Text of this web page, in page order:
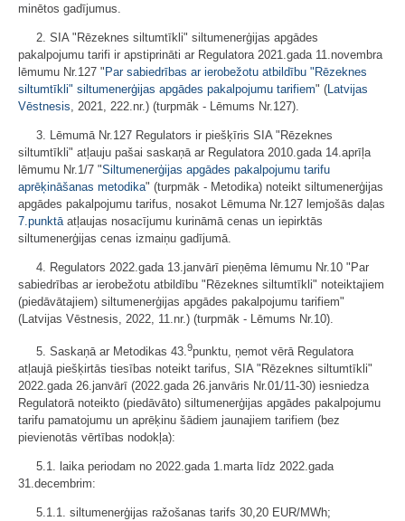
minētos gadījumus.
2. SIA "Rēzeknes siltumtīkli" siltumenerģijas apgādes
pakalpojumu tarifi ir apstiprināti ar Regulatora 2021.gada 11.novembra
lēmumu Nr.127 "Par sabiedrības ar ierobežotu atbildību "Rēzeknes
siltumtīkli" siltumenerģijas apgādes pakalpojumu tarifiem" (Latvijas
Vēstnesis , 2021, 222.nr.) (turpmāk - Lēmums Nr.127).
3. Lēmumā Nr.127 Regulators ir piešķīris SIA "Rēzeknes
siltumtīkli" atļauju pašai saskaņā ar Regulatora 2010.gada 14.aprīļa
lēmumu Nr.1/7 "Siltumenerģijas apgādes pakalpojumu tarifu
aprēķināšanas metodika" (turpmāk - Metodika) noteikt siltumenerģijas
apgādes pakalpojumu tarifus, nosakot Lēmuma Nr.127 lemjošās daļas
7.punktā atļaujas nosacījumu kurināmā cenas un iepirktās
siltumenerģijas cenas izmaiņu gadījumā.
4. Regulators 2022.gada 13.janvārī pieņēma lēmumu Nr.10 "Par
sabiedrības ar ierobežotu atbildību "Rēzeknes siltumtīkli" noteiktajiem
(piedāvātajiem) siltumenerģijas apgādes pakalpojumu tarifiem"
(Latvijas Vēstnesis, 2022, 11.nr.) (turpmāk - Lēmums Nr.10).
5. Saskaņā ar Metodikas 43. 9punktu, ņemot vērā Regulatora
atļaujā piešķirtās tiesības noteikt tarifus, SIA "Rēzeknes siltumtīkli"
2022.gada 26.janvārī (2022.gada 26.janvāris Nr.01/11-30) iesniedza
Regulatorā noteikto (piedāvāto) siltumenerģijas apgādes pakalpojumu
tarifu pamatojumu un aprēķinu šādiem jaunajiem tarifiem (bez
pievienotās vērtības nodokļa):
5.1. laika periodam no 2022.gada 1.marta līdz 2022.gada
31.decembrim:
5.1.1. siltumenerģijas ražošanas tarifs 30,20 EUR/MWh;